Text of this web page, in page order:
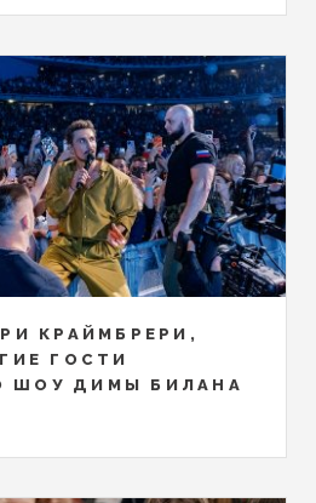
КРАЙМБРЕРИ,
ГОСТИ
ШОУ ДИМЫ БИЛАНА